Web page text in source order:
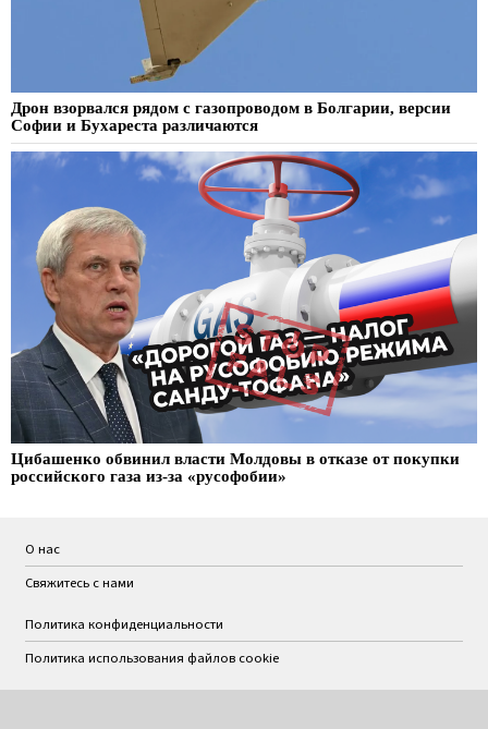
Дрон взорвался рядом с газопроводом в Болгарии, версии
Софии и Бухареста различаются
Цибашенко обвинил власти Молдовы в отказе от покупки
российского газа из-за «русофобии»
О нас
Свяжитесь с нами
Политика конфиденциальности
Политика использования файлов cookie